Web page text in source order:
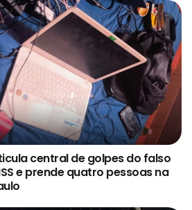
central de golpes do falso
e prende quatro pessoas na